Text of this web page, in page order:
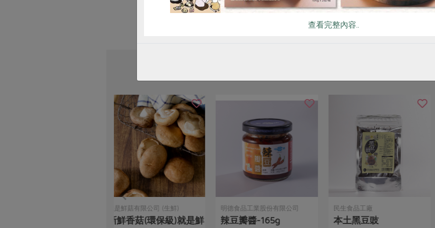
民生食品工廠
本土黑豆豉
集昌股份有限公司
大紅袍花椒粒
集昌股份有限公司
青花椒粒(集昌)-20g/包
查看完整內容..